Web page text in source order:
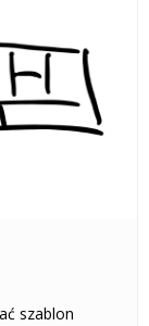
szablon